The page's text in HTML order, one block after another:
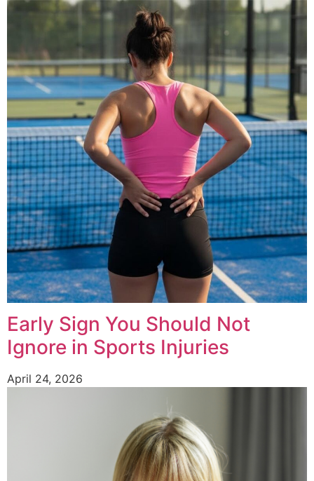
Early Sign You Should Not
Ignore in Sports Injuries
April 24, 2026